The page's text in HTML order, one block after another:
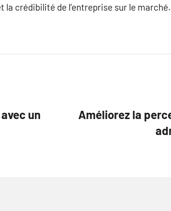
crédibilité de l’entreprise sur le marché.
un
Améliorez la